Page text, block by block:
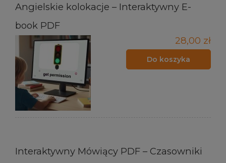
Angielskie kolokacje – Interaktywny E-
book PDF
28,00 zł
Do koszyka
Interaktywny Mówiący PDF – Czasowniki